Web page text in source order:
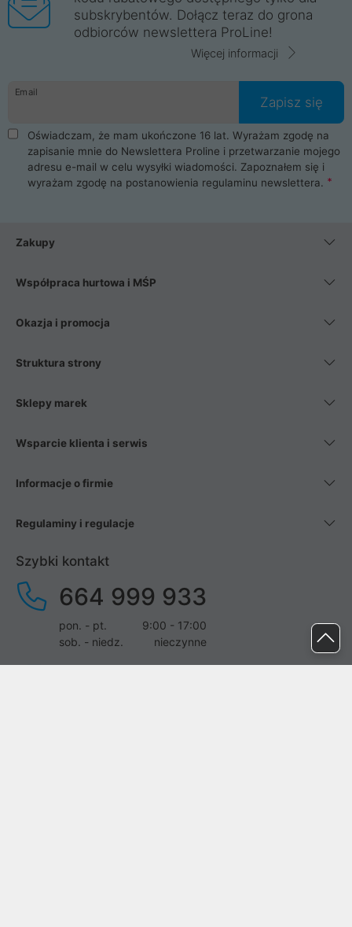
subskrybentów. Dołącz teraz do grona
odbiorców newslettera ProLine!
Więcej informacji
Email
Zapisz się
Oświadczam, że mam ukończone 16 lat. Wyrażam zgodę na
zapisanie mnie do Newslettera Proline i przetwarzanie mojego
adresu e-mail w celu wysyłki wiadomości. Zapoznałem się i
wyrażam zgodę na postanowienia regulaminu newslettera.
Zakupy
Współpraca hurtowa i MŚP
Okazja i promocja
Struktura strony
Sklepy marek
Wsparcie klienta i serwis
Informacje o firmie
Regulaminy i regulacje
Szybki kontakt
664 999 933
pon. - pt.
9:00 - 17:00
sob. - niedz.
nieczynne